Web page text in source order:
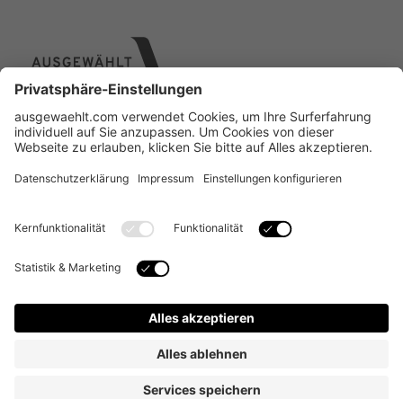
Über uns
| Geschäftsführer: Tanja Hammerl, Manfred Treutler